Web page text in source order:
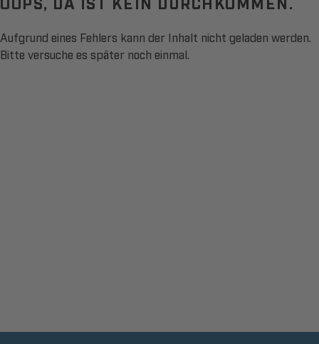
Aufgrund eines Fehlers kann der Inhalt nicht geladen werden.
Bitte versuche es später noch einmal.